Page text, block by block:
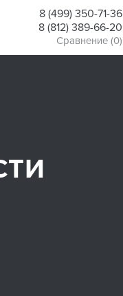
8 (499) 350-71-36
8 (812) 389-66-20
Сравнение (0)